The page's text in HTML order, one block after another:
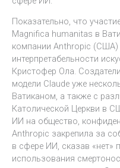
Показательно, что
Magnifica humanitas в
компании Anthropic (США)
интерпретабельности
Кристофер Ола.
модели Claude уже
Ватиканом, а также с
Католической Церкви в
ИИ на общество,
Anthropic закрепила за
в сфере ИИ, сказав «нет»
использования